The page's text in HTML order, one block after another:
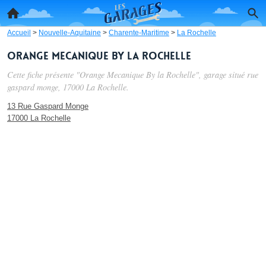
Accueil > Nouvelle-Aquitaine > Charente-Maritime > La Rochelle
Orange Mecanique By la Rochelle
Cette fiche présente "Orange Mecanique By la Rochelle", garage situé rue
gaspard monge, 17000 La Rochelle.
13 Rue Gaspard Monge
17000 La Rochelle